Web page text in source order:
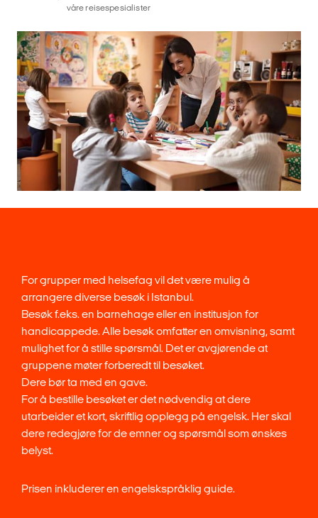
For grupper med helsefag vil det være mulig å
arrangere diverse besøk i Istanbul.
Besøk f.eks. en barnehage eller en institusjon for
handicappede. Alle besøk omfatter en omvisning, samt
mulighet for å stille spørsmål. Det er avgjørende at
gruppene møter forberedt til besøket.
Dere bør ta med en gave.
For å bestille besøket er det nødvendig at dere
utarbeider et kort, skriftlig opplegg på engelsk. Her skal
dere redegjøre for de emner og spørsmål som ønskes
belyst.
Prisen inkluderer en engelskspråklig guide.
våre reisespesialister